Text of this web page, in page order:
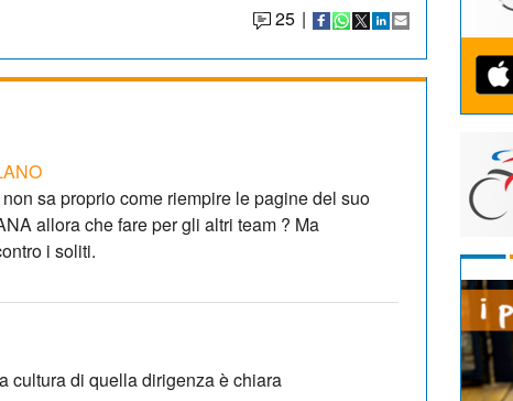
25 |
sa proprio come riempire le pagine del suo
allora che fare per gli altri team ? Ma
i soliti.
cultura di quella dirigenza è chiara